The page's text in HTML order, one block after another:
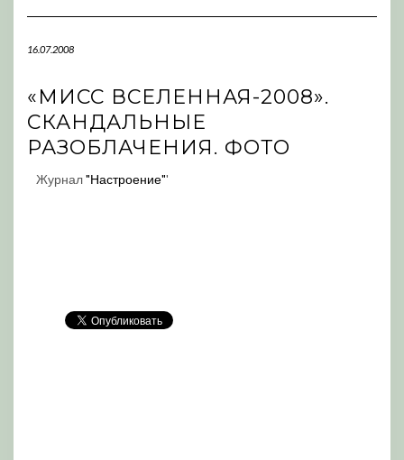
Navigation
16.07.2008
«МИСС ВСЕЛЕННАЯ-2008».
СКАНДАЛЬНЫЕ
РАЗОБЛАЧЕНИЯ. ФОТО
Журнал"Настроение"'